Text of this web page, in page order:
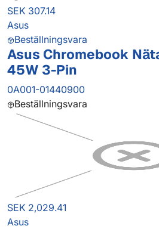
SEK 307.14
Asus
Beställningsvara
Asus Chromebook
45W 3-Pin
0A001-01440900
Beställningsvara
SEK 2,029.41
Asus